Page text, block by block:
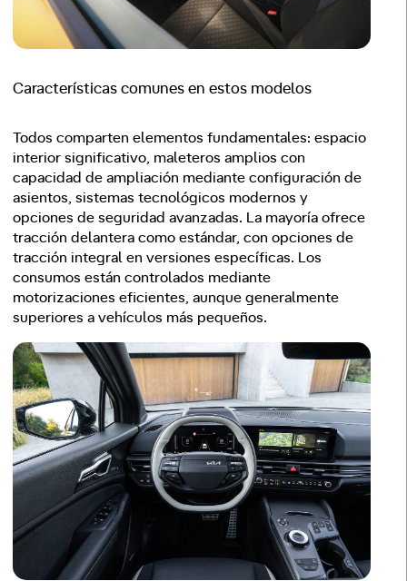
Características comunes en estos modelos
Todos comparten elementos fundamentales: espacio
interior significativo, maleteros amplios con
capacidad de ampliación mediante configuración de
asientos, sistemas tecnológicos modernos y
opciones de seguridad avanzadas. La mayoría ofrece
tracción delantera como estándar, con opciones de
tracción integral en versiones específicas. Los
consumos están controlados mediante
motorizaciones eficientes, aunque generalmente
superiores a vehículos más pequeños.